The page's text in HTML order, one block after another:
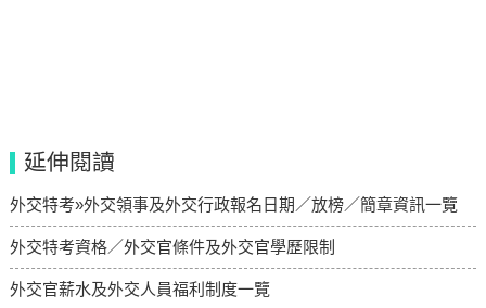
延伸閱讀
外交特考»外交領事及外交行政報名日期／放榜／簡章資訊一覽
外交特考資格／外交官條件及外交官學歷限制
外交官薪水及外交人員福利制度一覽